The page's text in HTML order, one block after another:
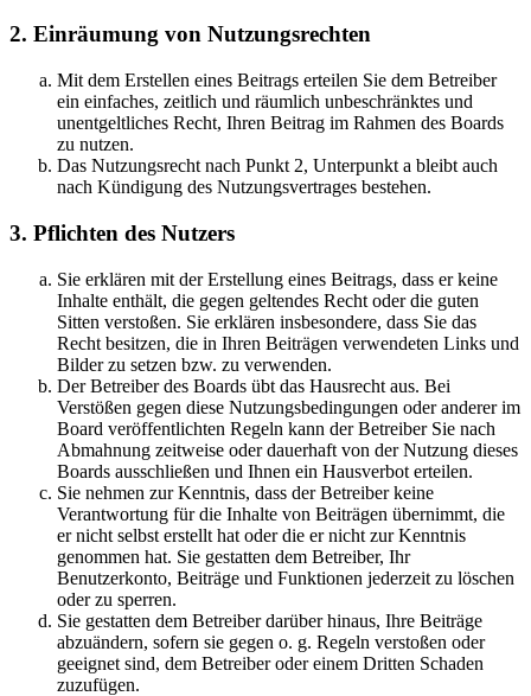
2. Einräumung von Nutzungsrechten
Mit dem Erstellen eines Beitrags erteilen Sie dem Betreiber
ein einfaches, zeitlich und räumlich unbeschränktes und
unentgeltliches Recht, Ihren Beitrag im Rahmen des Boards
zu nutzen.
Das Nutzungsrecht nach Punkt 2, Unterpunkt a bleibt auch
nach Kündigung des Nutzungsvertrages bestehen.
3. Pflichten des Nutzers
Sie erklären mit der Erstellung eines Beitrags, dass er keine
Inhalte enthält, die gegen geltendes Recht oder die guten
Sitten verstoßen. Sie erklären insbesondere, dass Sie das
Recht besitzen, die in Ihren Beiträgen verwendeten Links und
Bilder zu setzen bzw. zu verwenden.
Der Betreiber des Boards übt das Hausrecht aus. Bei
Verstößen gegen diese Nutzungsbedingungen oder anderer im
Board veröffentlichten Regeln kann der Betreiber Sie nach
Abmahnung zeitweise oder dauerhaft von der Nutzung dieses
Boards ausschließen und Ihnen ein Hausverbot erteilen.
Sie nehmen zur Kenntnis, dass der Betreiber keine
Verantwortung für die Inhalte von Beiträgen übernimmt, die
er nicht selbst erstellt hat oder die er nicht zur Kenntnis
genommen hat. Sie gestatten dem Betreiber, Ihr
Benutzerkonto, Beiträge und Funktionen jederzeit zu löschen
oder zu sperren.
Sie gestatten dem Betreiber darüber hinaus, Ihre Beiträge
abzuändern, sofern sie gegen o. g. Regeln verstoßen oder
geeignet sind, dem Betreiber oder einem Dritten Schaden
zuzufügen.